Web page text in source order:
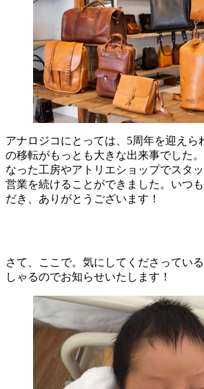
アナロジコにとっては、5周年を迎えら
の移転がもっとも大きな出来事でした
なった工房やアトリエショップでスタ
営業を続けることができました。いつ
だき、ありがとうございます！
さて、ここで。気にしてくださってい
しゃるのでお知らせいたします！